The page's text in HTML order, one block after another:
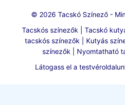
© 2026 Tacskó Színező -
Tacskós színezők | Tacskó
tacskós színezők | Kutyás
színezők | Nyomtatható
Látogass el a